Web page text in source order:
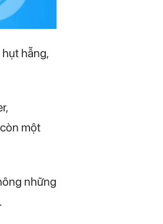
hẫng,
một
những